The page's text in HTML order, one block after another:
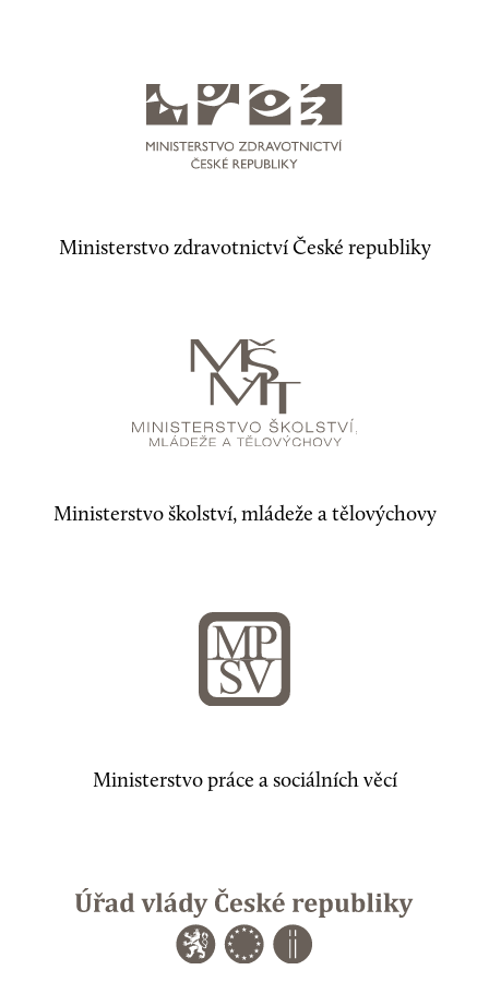
Ministerstvo zdravotnictví České republiky
Ministerstvo školství, mládeže a tělovýchovy
Ministerstvo práce a sociálních věcí